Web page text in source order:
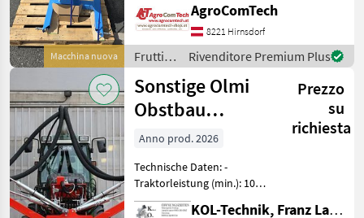
Macchina nuova
Durchmesser mit
abnehmbaren Alu Scheiben
und 2
Entspannvorrichtungen
Frutticoltura Altre macch
AgroComTech
8221 Hirnsdorf
Frutticoltura
/
Sonstige
Rivenditore Premium Plus
Sonstige Olmi
Obstbau
Entlauber 550F
Prezzo
su
richiesta
Anno prod. 2026
Technische Daten: -
Traktorleistung (min.): 100
PS - Zapfwelle: 750 U/min -
KOL-Technik, Franz Lampl-Küssner